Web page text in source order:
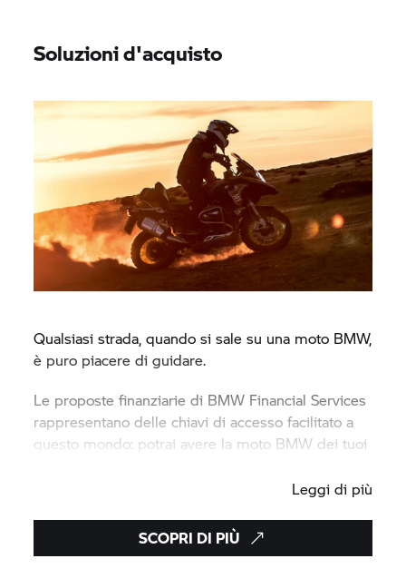
Soluzioni d'acquisto
Qualsiasi strada, quando si sale su una moto BMW,
è puro piacere di guidare.
Le proposte finanziarie di BMW Financial Services
rappresentano delle chiavi di accesso facilitato a
questo mondo: potrai avere la moto BMW dei tuoi
Leggi di più
SCOPRI DI PIÙ